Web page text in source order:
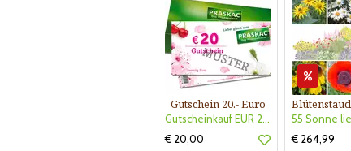
Gutschein 20.- Euro
Gutscheinkauf EUR 20.-
€ 20,00
€ 264,99